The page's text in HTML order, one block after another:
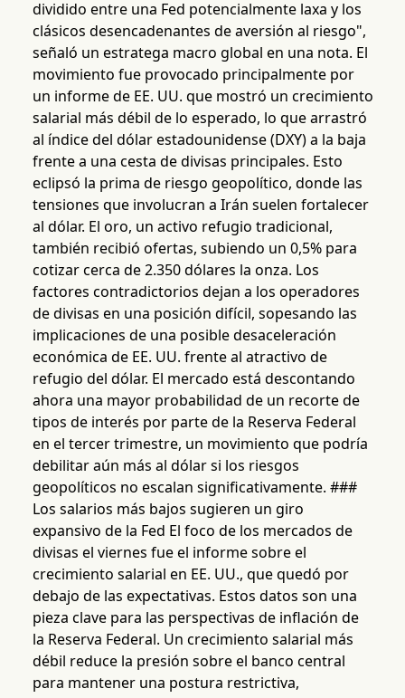
dividido entre una Fed potencialmente laxa y los
clásicos desencadenantes de aversión al riesgo",
señaló un estratega macro global en una nota. El
movimiento fue provocado principalmente por
un informe de EE. UU. que mostró un crecimiento
salarial más débil de lo esperado, lo que arrastró
al índice del dólar estadounidense (DXY) a la baja
frente a una cesta de divisas principales. Esto
eclipsó la prima de riesgo geopolítico, donde las
tensiones que involucran a Irán suelen fortalecer
al dólar. El oro, un activo refugio tradicional,
también recibió ofertas, subiendo un 0,5% para
cotizar cerca de 2.350 dólares la onza. Los
factores contradictorios dejan a los operadores
de divisas en una posición difícil, sopesando las
implicaciones de una posible desaceleración
económica de EE. UU. frente al atractivo de
refugio del dólar. El mercado está descontando
ahora una mayor probabilidad de un recorte de
tipos de interés por parte de la Reserva Federal
en el tercer trimestre, un movimiento que podría
debilitar aún más al dólar si los riesgos
geopolíticos no escalan significativamente. ###
Los salarios más bajos sugieren un giro
expansivo de la Fed El foco de los mercados de
divisas el viernes fue el informe sobre el
crecimiento salarial en EE. UU., que quedó por
debajo de las expectativas. Estos datos son una
pieza clave para las perspectivas de inflación de
la Reserva Federal. Un crecimiento salarial más
débil reduce la presión sobre el banco central
para mantener una postura restrictiva,